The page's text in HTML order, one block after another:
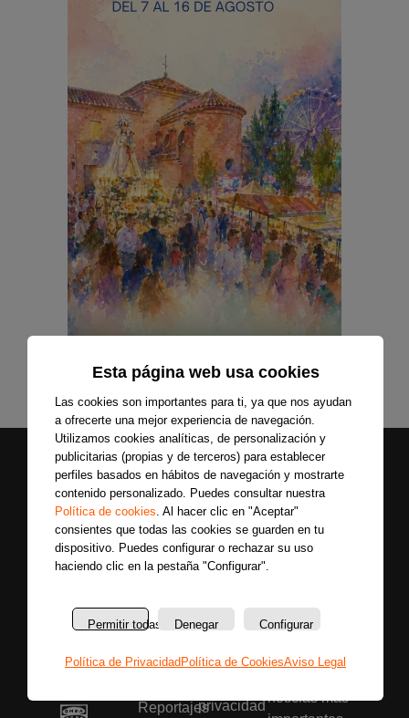
Esta página web usa cookies
Las cookies son importantes para ti, ya que nos ayudan
a ofrecerte una mejor experiencia de navegación.
Utilizamos cookies analíticas, de personalización y
publicitarias (propias y de terceros) para establecer
perfiles basados en hábitos de navegación y mostrarte
contenido personalizado. Puedes consultar nuestra
Política de cookies. Al hacer clic en "Aceptar"
consientes que todas las cookies se guarden en tu
dispositivo. Puedes configurar o rechazar su uso
haciendo clic en la pestaña "Configurar".
Permitir todas Denegar Configurar
Política de Privacidad Política de CookiesAviso Legal
Secciones
noticias
Entrevistas
Reportajes
Sobre
Política
privacidad
Únete a nuestras
redes sociales y
entérate primero
noticias más